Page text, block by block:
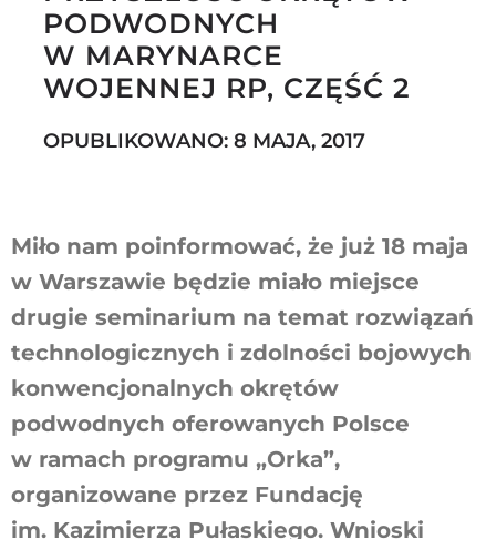
Szukaj
PODWODNYCH
W MARYNARCE
WOJENNEJ RP, CZĘŚĆ 2
OPUBLIKOWANO: 8 MAJA, 2017
Miło nam poinformować, że już 18 maja
w Warszawie będzie miało miejsce
drugie seminarium na temat rozwiązań
technologicznych i zdolności bojowych
konwencjonalnych okrętów
podwodnych oferowanych Polsce
w ramach programu „Orka”,
organizowane przez Fundację
im. Kazimierza Pułaskiego. Wnioski